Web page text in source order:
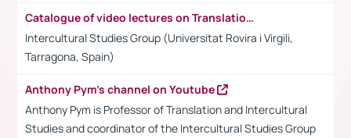
Catalogue of video lectures on Translation and Intercultural Studies
Intercultural Studies Group (Universitat Rovira i Virgili,
Tarragona, Spain)
Anthony Pym's channel on Youtube
Anthony Pym is Professor of Translation and Intercultural
Studies and coordinator of the Intercultural Studies Group